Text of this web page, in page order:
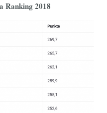
Ranking 2018